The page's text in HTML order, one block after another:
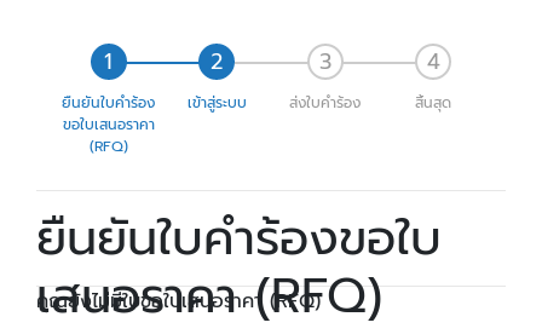
ยืนยันใบคำร้อง
ขอใบเสนอราคา
(RFQ)
เข้าสู่ระบบ ส่งใบคำร้อง สิ้นสุด
ยืนยันใบคำร้องขอใบ
เสนอราคา (RFQ)
คุณยังไม่มีใบขอใบเสนอราคา (RFQ)